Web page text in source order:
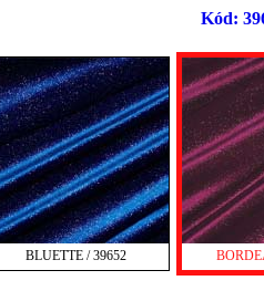
Kód:
BLUETTE / 39652